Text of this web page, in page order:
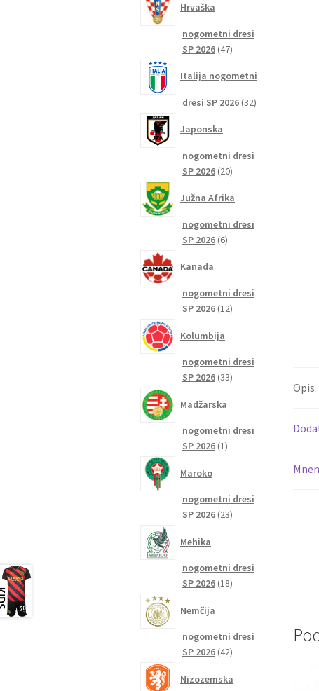
Opis
Hrvaška
nogometni dresi
SP 2026 4747
Italija nogometni
dresi SP 2026 3232
Japonska
nogometni dresi
SP 2026 2020
Južna Afrika
nogometni dresi
SP 2026 66
Kanada
nogometni dresi
SP 2026 1212
Kolumbija
nogometni dresi
SP 2026 3333
Madžarska
nogometni dresi
SP 2026 11
Maroko
nogometni dresi
SP 2026 2323
Mehika
nogometni dresi
SP 2026 1818
Nemčija
nogometni dresi
SP 2026 4242
Nizozemska